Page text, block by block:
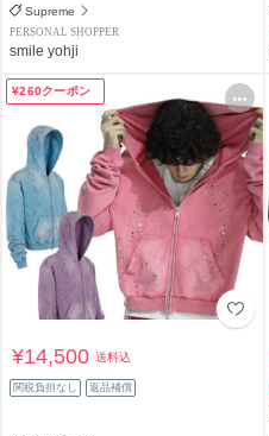
Supreme
PERSONAL SHOPPER
smile yohji
¥260クーポン
¥14,500送料込
関税負担なし 返品補償